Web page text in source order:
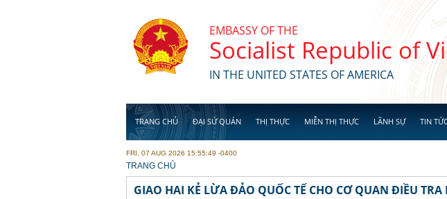
EMBASSY OF THE
Socialist Republic of
IN THE UNITED STATES OF AMERICA
TRANG CHỦ ĐẠI SỨ QUÁN THỊ THỰC MIỄN THỊ THỰC LÃNH SỰ TIN
FRI, 07 AUG 2026 15:55:49 -0400
YOU ARE HERE
TRANG CHỦ
GIAO HAI KẺ LỪA ĐẢO QUỐC TẾ CHO CƠ QUAN ĐIỀU